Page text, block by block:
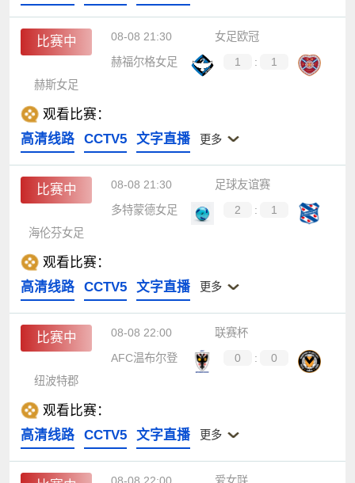
比赛中 08-08 21:30
女足欧冠
赫福尔格女足
1 :
1
赫斯女足
观看比赛：
高清线路
CCTV5 文字直播 更多
比赛中 08-08 21:30
足球友谊赛
多特蒙德女足
2 :
1
海伦芬女足
观看比赛：
高清线路
CCTV5 文字直播 更多
比赛中 08-08 22:00
联赛杯
AFC温布尔登
0 :
0
纽波特郡
观看比赛：
高清线路
CCTV5 文字直播 更多